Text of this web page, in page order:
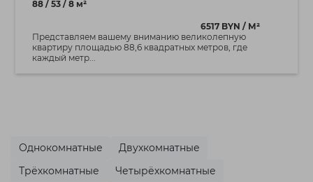
88 / 53 / 8 м²
6517 BYN / М²
Представляем вашему вниманию великолепную
квартиру площадью 88,6 квадратных метров, где
каждый метр...
Однокомнатные
Двухкомнатные
Трёхкомнатные
Четырёхкомнатные